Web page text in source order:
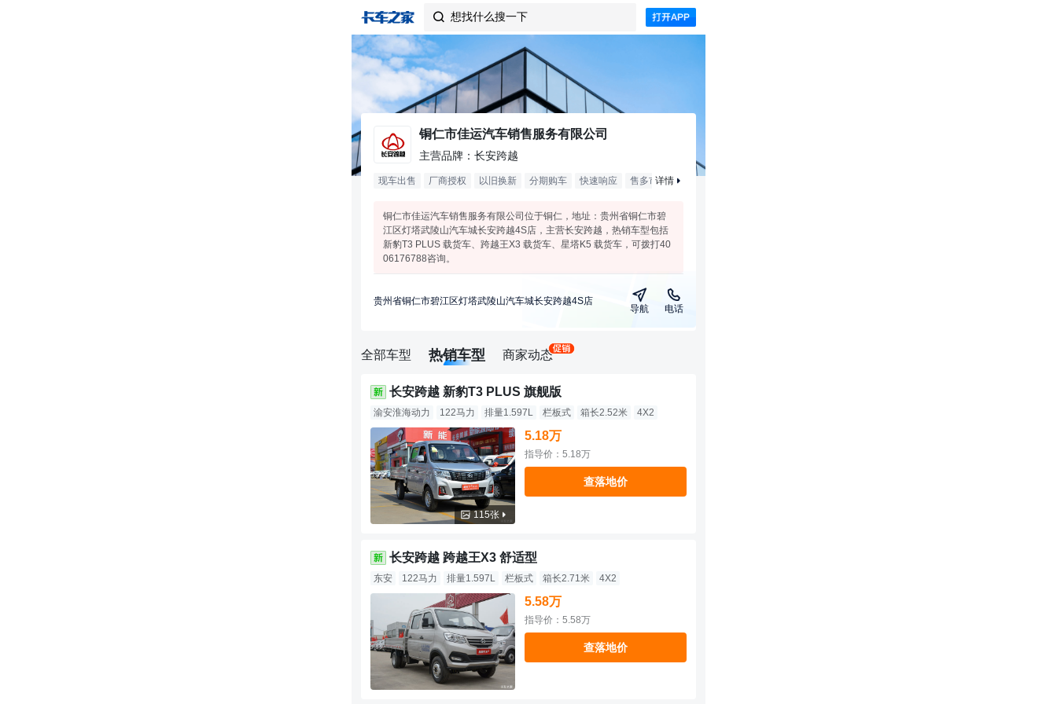
 想找什么搜一下
铜仁市佳运汽车销售服务有限公司
主营品牌：长安跨越
现车出售 厂商授权 以旧换新 分期购车 快速响应 售多市 合作
详情
铜仁市佳运汽车销售服务有限公司位于铜仁，地址：贵州省铜仁市碧
江区灯塔武陵山汽车城长安跨越4S店，主营长安跨越，热销车型包括
新豹T3 PLUS 载货车、跨越王X3 载货车、星塔K5 载货车，可拨打40
06176788咨询。
贵州省铜仁市碧江区灯塔武陵山汽车城长安跨越4S店
导航 电话
全部车型 热销车型 商家动态
长安跨越 新豹T3 PLUS 旗舰版
渝安淮海动力 122马力 排量1.597L 栏板式 箱长2.52米 4X2
115张
5.18万
指导价：5.18万
查落地价
长安跨越 跨越王X3 舒适型
东安 122马力 排量1.597L 栏板式 箱长2.71米 4X2
5.58万
指导价：5.58万
查落地价